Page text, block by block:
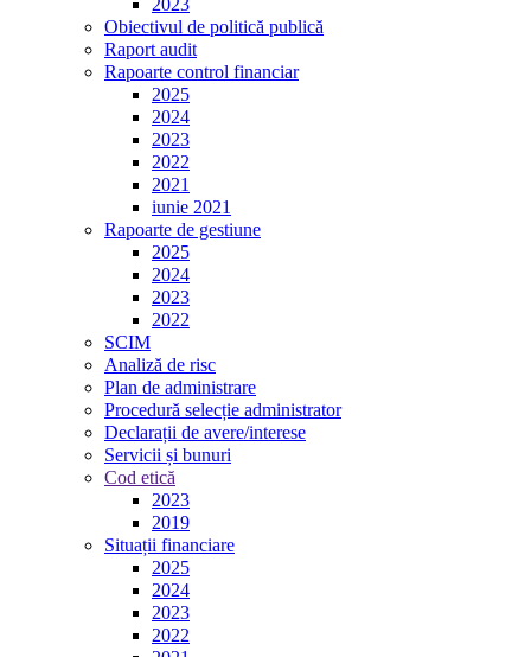
2023
Obiectivul de politică publică
Raport audit
Rapoarte control financiar
2025
2024
2023
2022
2021
iunie 2021
Rapoarte de gestiune
2025
2024
2023
2022
SCIM
Analiză de risc
Plan de administrare
Procedură selecție administrator
Declarații de avere/interese
Servicii și bunuri
Cod etică
2023
2019
Situații financiare
2025
2024
2023
2022